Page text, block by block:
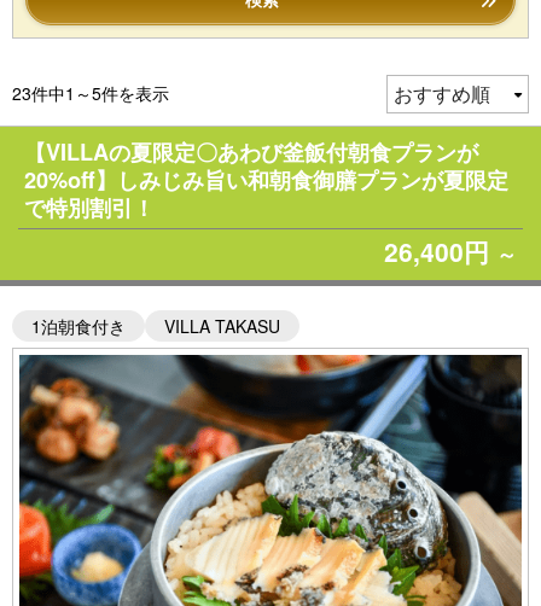
23件中1～5件を表示
【VILLAの夏限定〇あわび釜飯付朝食プランが
20%off】しみじみ旨い和朝食御膳プランが夏限定
で特別割引！
26,400円 ～
1泊朝食付き VILLA TAKASU